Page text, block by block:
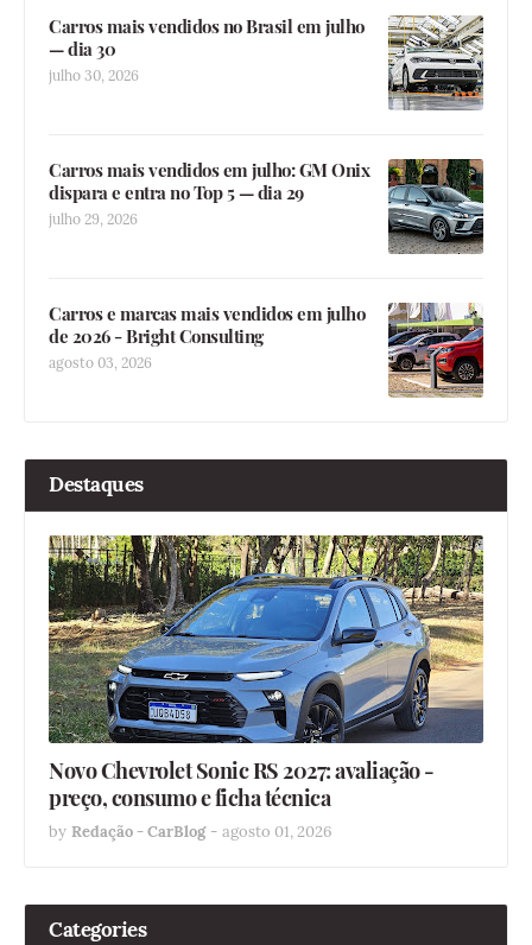
Carros mais vendidos no Brasil em julho
— dia 30
julho 30, 2026
Carros mais vendidos em julho: GM Onix
dispara e entra no Top 5 — dia 29
julho 29, 2026
Carros e marcas mais vendidos em julho
de 2026 - Bright Consulting
agosto 03, 2026
Destaques
Novo Chevrolet Sonic RS 2027: avaliação -
preço, consumo e ficha técnica
by Redação - CarBlog - agosto 01, 2026
Categories